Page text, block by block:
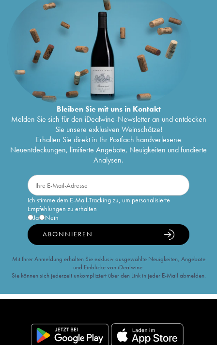
Bleiben Sie mit uns in Kontakt
Melden Sie sich für den iDealwine-Newsletter an und entdecken
Sie unsere exklusiven Weinschätze!
Erhalten Sie direkt in Ihr Postfach handverlesene
Neuentdeckungen, limitierte Angebote, Neuigkeiten und fundierte
Analysen.
Ich stimme dem E-Mail-Tracking zu, um personalisierte
Empfehlungen zu erhalten
Ja
Nein
ABONNIEREN
Mit Ihrer Anmeldung erhalten Sie exklusiv ausgewählte Neuigkeiten, Angebote
und Einblicke von iDealwine.
Sie können sich jederzeit unkompliziert über den Link in jeder E-Mail abmelden.